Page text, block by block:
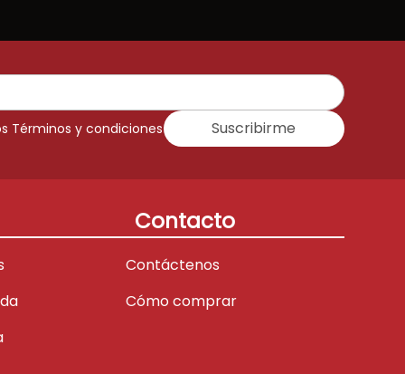
Términos y condiciones Suscribirme
Contacto
Contáctenos
Cómo comprar